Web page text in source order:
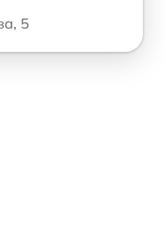
5